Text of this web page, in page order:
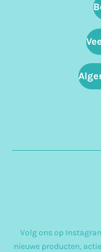
Volg ons op
nieuwe producten,